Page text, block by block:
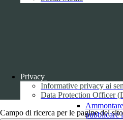
Privacy
Informative privacy ai
Data Protection Officer
Campo di ricerca per le pagine del sito
pubblicare